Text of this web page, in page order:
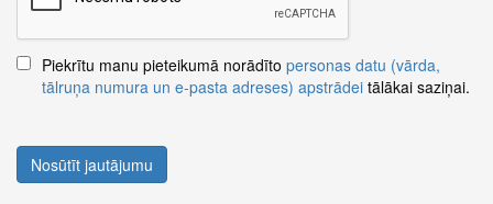
Piekrītu manu pieteikumā norādīto personas datu (vārda,
tālruņa numura un e-pasta adreses) apstrādei tālākai saziņai.
Nosūtīt jautājumu